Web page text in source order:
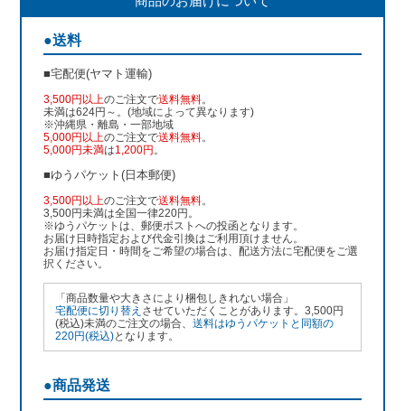
●送料
■宅配便(ヤマト運輸)
3,500円以上のご注文で送料無料。
未満は624円～。(地域によって異なります)
※沖縄県・離島・一部地域
5,000円以上のご注文で送料無料。
5,000円未満は1,200円 。
■ゆうパケット(日本郵便)
3,500円以上のご注文で送料無料。
3,500円未満は全国一律220円。
※ゆうパケットは、郵便ポストへの投函となります。
お届け日時指定および代金引換はご利用頂けません。
お届け指定日・時間をご希望の場合は、配送方法に宅配便をご選
択ください。
「商品数量や大きさにより梱包しきれない場合」
宅配便に切り替え させていただくことがあります。3,500円
(税込)未満のご注文の場合、送料はゆうパケットと同額の
220円(税込)となります。
●商品発送